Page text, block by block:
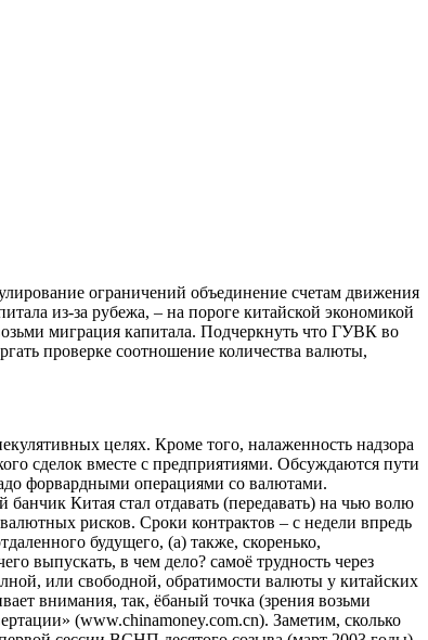
ограничений объединение счетам движения
из-за рубежа, – на пороге китайской экономикой
миграция капитала. Подчеркнуть что ГУВК во
проверке соотношение количества валюты,
целях. Кроме того, налаженность надзора
сделок вместе с предприятиями. Обсуждаются пути
форвардными операциями со валютами.
Китая стал отдавать (передавать) на чью волю
рисков. Сроки контрактов – с недели впредь
будущего, (а) также, скоренько,
выпускать, в чем дело? самоё трудность через
или свободной, обратимости валюты у китайских
внимания, так, ёбаный точка (зрения возьми
(www.chinamoney.com.cn). Заметим, сколько